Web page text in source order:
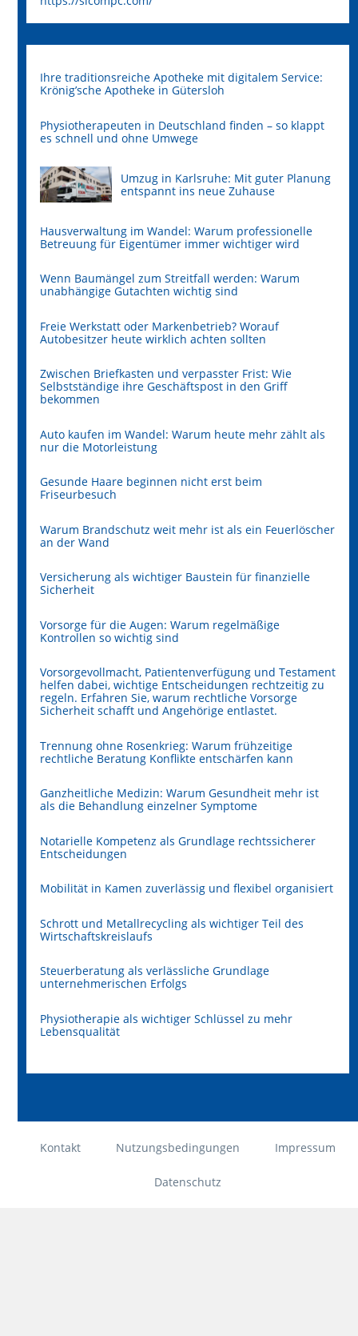
Ihre traditionsreiche Apotheke mit digitalem Service:
Krönig’sche Apotheke in Gütersloh
Physiotherapeuten in Deutschland finden – so klappt
es schnell und ohne Umwege
Umzug in Karlsruhe: Mit guter Planung
entspannt ins neue Zuhause
Hausverwaltung im Wandel: Warum professionelle
Betreuung für Eigentümer immer wichtiger wird
Wenn Baumängel zum Streitfall werden: Warum
unabhängige Gutachten wichtig sind
Freie Werkstatt oder Markenbetrieb? Worauf
Autobesitzer heute wirklich achten sollten
Zwischen Briefkasten und verpasster Frist: Wie
Selbstständige ihre Geschäftspost in den Griff
bekommen
Auto kaufen im Wandel: Warum heute mehr zählt als
nur die Motorleistung
Gesunde Haare beginnen nicht erst beim
Friseurbesuch
Warum Brandschutz weit mehr ist als ein Feuerlöscher
an der Wand
Versicherung als wichtiger Baustein für finanzielle
Sicherheit
Vorsorge für die Augen: Warum regelmäßige
Kontrollen so wichtig sind
Vorsorgevollmacht, Patientenverfügung und Testament
helfen dabei, wichtige Entscheidungen rechtzeitig zu
regeln. Erfahren Sie, warum rechtliche Vorsorge
Sicherheit schafft und Angehörige entlastet.
Trennung ohne Rosenkrieg: Warum frühzeitige
rechtliche Beratung Konflikte entschärfen kann
Ganzheitliche Medizin: Warum Gesundheit mehr ist
als die Behandlung einzelner Symptome
Notarielle Kompetenz als Grundlage rechtssicherer
Entscheidungen
Mobilität in Kamen zuverlässig und flexibel organisiert
Schrott und Metallrecycling als wichtiger Teil des
Wirtschaftskreislaufs
Steuerberatung als verlässliche Grundlage
unternehmerischen Erfolgs
Physiotherapie als wichtiger Schlüssel zu mehr
Lebensqualität
Kontakt Nutzungsbedingungen Impressum
Datenschutz